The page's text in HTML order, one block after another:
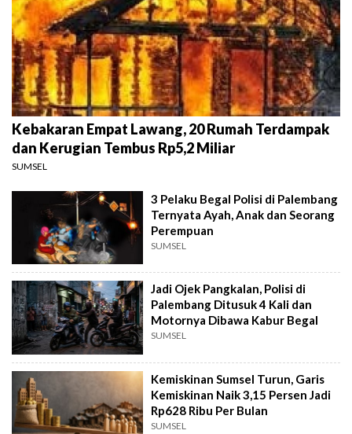
Kebakaran Empat Lawang, 20 Rumah Terdampak
dan Kerugian Tembus Rp5,2 Miliar
SUMSEL
3 Pelaku Begal Polisi di Palembang
Ternyata Ayah, Anak dan Seorang
Perempuan
SUMSEL
Jadi Ojek Pangkalan, Polisi di
Palembang Ditusuk 4 Kali dan
Motornya Dibawa Kabur Begal
SUMSEL
Kemiskinan Sumsel Turun, Garis
Kemiskinan Naik 3,15 Persen Jadi
Rp628 Ribu Per Bulan
SUMSEL